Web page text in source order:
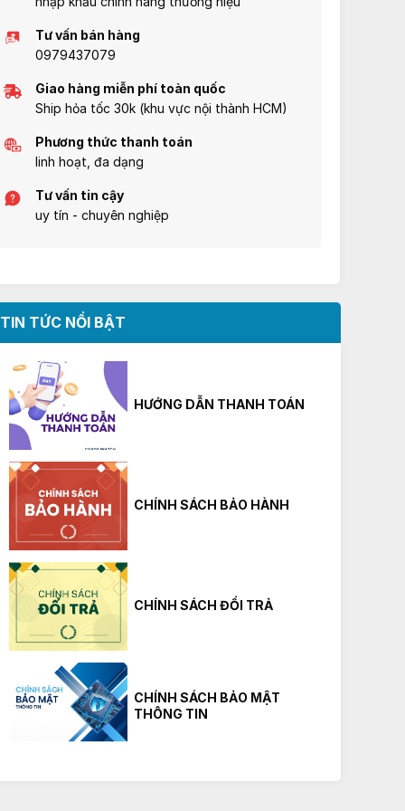
Tư vấn bán hàng
0979437079
Giao hàng miễn phí toàn quốc
Ship hỏa tốc 30k (khu vực nội thành HCM)
Phương thức thanh toán
linh hoạt, đa dạng
Tư vấn tin cậy
uy tín - chuyên nghiệp
CASIO AMW-870A-2A
3.257.000 ₫ Giá
gốc
3.257.000₫.
2.790.000
Mua hàng
TIN TỨC NỔI BẬT
HƯỚNG DẪN THANH TOÁN
CHÍNH SÁCH BẢO HÀNH
CHÍNH SÁCH ĐỔI TRẢ
CHÍNH SÁCH BẢO MẬT
THÔNG TIN